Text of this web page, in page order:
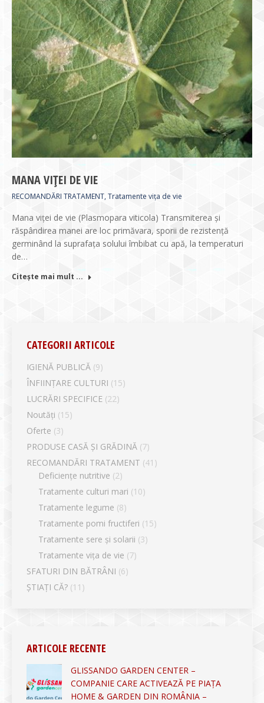
MANA VIȚEI DE VIE
RECOMANDĂRI TRATAMENT,Tratamente vița de vie
Mana viţei de vie (Plasmopara viticola) Transmiterea și
răspândirea manei are loc primăvara, sporii de rezistenţă
germinând la suprafața solului îmbibat cu apă, la temperaturi
de…
Citește mai mult ...
CATEGORII ARTICOLE
IGIENĂ PUBLICĂ (9)
ÎNFIINȚARE CULTURI (15)
LUCRĂRI SPECIFICE (22)
Noutăți (15)
Oferte (3)
PRODUSE CASĂ ȘI GRĂDINĂ (7)
RECOMANDĂRI TRATAMENT (41)
Deficiențe nutritive (2)
Tratamente culturi mari (10)
Tratamente legume (8)
Tratamente pomi fructiferi (15)
Tratamente sere și solarii (3)
Tratamente vița de vie (7)
SFATURI DIN BĂTRÂNI (6)
ȘTIAȚI CĂ? (11)
ARTICOLE RECENTE
GLISSANDO GARDEN CENTER –
COMPANIE CARE ACTIVEAZĂ PE PIAȚA
HOME & GARDEN DIN ROMÂNIA –